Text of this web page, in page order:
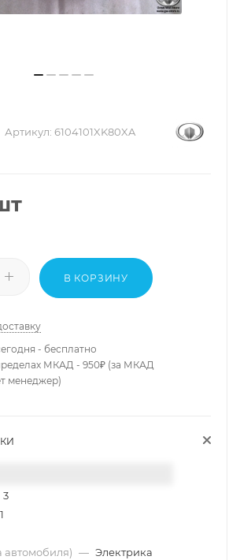
Артикул: 6104101XK80XA
В КОРЗИНУ
- бесплатно
МКАД - 950₽ (за МКАД
менеджер)
3
автомобиля) — Электрика